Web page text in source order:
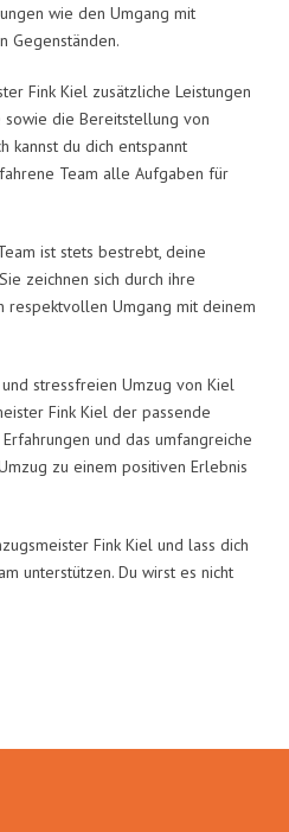
wie den Umgang mit
Gegenständen.
Fink Kiel zusätzliche Leistungen
sowie die Bereitstellung von
kannst du dich entspannt
Team alle Aufgaben für
ist stets bestrebt, deine
zeichnen sich durch ihre
respektvollen Umgang mit deinem
stressfreien Umzug von Kiel
Fink Kiel der passende
und das umfangreiche
zu einem positiven Erlebnis
Fink Kiel und lass dich
unterstützen. Du wirst es nicht